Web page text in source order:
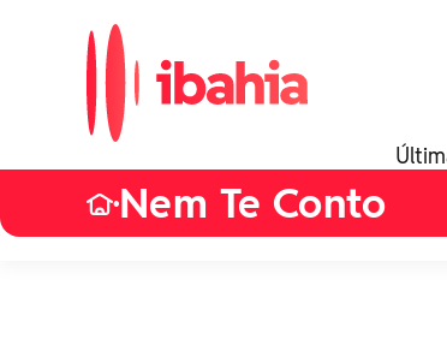
•Nem Te Conto